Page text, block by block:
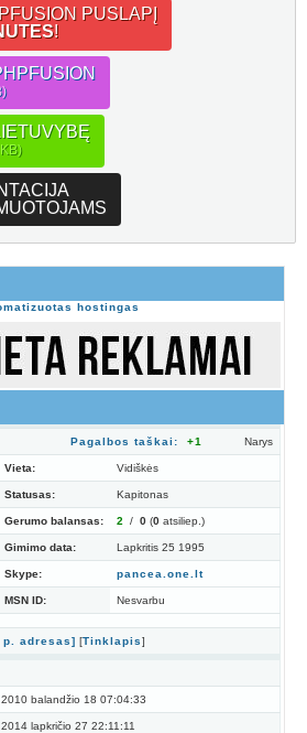
PUSLAPĮ
!
hostingas
Pagalbos taškai: +1 Narys
Vieta: Vidiškės
Statusas: Kapitonas
Gerumo balansas: 2 / 0 (0 atsiliep.)
Gimimo data: Lapkritis 25 1995
Skype: pancea.one.lt
MSN ID: Nesvarbu
p. adresas] [Tinklapis]
2010 balandžio 18 07:04:33
2014 lapkričio 27 22:11:11